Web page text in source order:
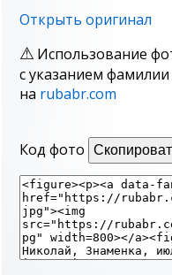
Открыть оригинал
Использование
с указанием
на rubabr.com
Код фото